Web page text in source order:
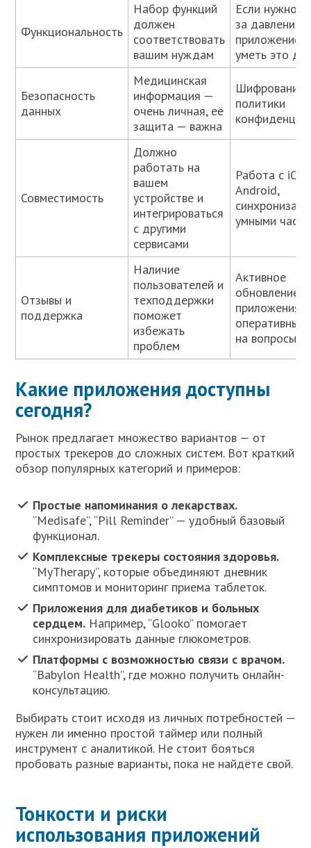
Функциональность
Набор функций
должен
соответствовать
вашим нуждам
Если нужно
за
приложение
уметь это
Безопасность
данных
Медицинская
информация —
очень личная, её
защита — важна
Шифрование
политики
Совместимость
Должно
работать на
вашем
устройстве и
интегрироваться
с другими
сервисами
Работа с iOS,
Android,
умными
Отзывы и
поддержка
Наличие
пользователей и
техподдержки
поможет
избежать
проблем
Активное
обновление
приложения,
оперативные
на вопросы
Какие приложения доступны
сегодня?
Рынок предлагает множество вариантов — от
простых трекеров до сложных систем. Вот краткий
обзор популярных категорий и примеров:
Простые напоминания о лекарствах.
“Medisafe”, “Pill Reminder” — удобный базовый
функционал.
Комплексные трекеры состояния здоровья.
“MyTherapy”, которые объединяют дневник
симптомов и мониторинг приема таблеток.
Приложения для диабетиков и больных
сердцем. Например, “Glooko” помогает
синхронизировать данные глюкометров.
Платформы с возможностью связи с врачом.
“Babylon Health”, где можно получить онлайн-
консультацию.
Выбирать стоит исходя из личных потребностей —
нужен ли именно простой таймер или полный
инструмент с аналитикой. Не стоит бояться
пробовать разные варианты, пока не найдёте свой.
Тонкости и риски
использования приложений